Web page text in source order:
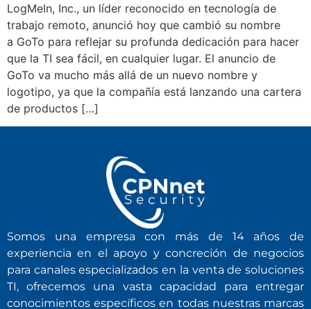
LogMeIn, Inc., un líder reconocido en tecnología de
trabajo remoto, anunció hoy que cambió su nombre
a GoTo para reflejar su profunda dedicación para hacer
que la TI sea fácil, en cualquier lugar. El anuncio de
GoTo va mucho más allá de un nuevo nombre y
logotipo, ya que la compañía está lanzando una cartera
de productos […]
Somos una empresa con más de 14 años de
experiencia en el apoyo y concreción de negocios
para canales especializados en la venta de soluciones
TI, ofrecemos una vasta capacidad para entregar
conocimientos específicos en todas nuestras marcas